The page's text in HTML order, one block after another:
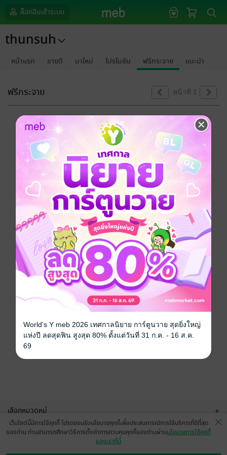
ล็อกอินเข้าระบบ
thunsuh
หน้าแรก ขายดี มาใหม่ โปรโมชัน ฟรีกระจาย แนะนำ
ฟรีกระจาย หน้าที่ 1
ขออภัยด้วยนะคะ
ไม่พบข้อมูลในหัวข้อที่คุณกำลังชมค่ะ
เลือกหมวดหมู่ +
บริการช่วยเหลือ
เว็บไซต์นี้มีการใช้คุกกี้ โปรดยอมรับนโยบายคุกกี้เพื่อประสบการณ์การใช้บริการที่ดีที่สุด
ของท่าน ท่านสามารถศึกษาวิธีการตั้งค่าการควบคุมคุกกี้ของท่านผ่านนโยบายการใช้คุกกี้
ของเราที่นี่
World's Y meb 2026 เทศกาลนิยาย การ์ตูนวาย สุดยิ่งใหญ่
แห่งปี ลดสุดฟิน สูงสุด 80% ตั้งแต่วันที่ 31 ก.ค. - 16 ส.ค.
69